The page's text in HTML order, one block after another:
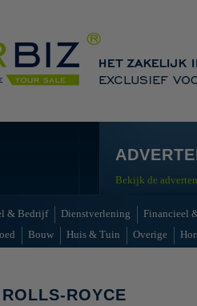
Bekijk de
& Bedrijf Dienstverlening
Financieel
Bouw Huis & Tuin Overige
ROYCE